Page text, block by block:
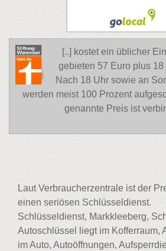
[..] kostet ein üblicher
gebieten 57 Euro plus
Nach 18 Uhr sowie an
werden meist 100 Prozent
genannte Preis ist
Laut Verbraucherzentrale ist der
einen seriösen Schlüsseldienst.
Schlüsseldienst, Markkleeberg,
Autoschlüssel liegt im Kofferraum,
im Auto, Autoöffnungen,